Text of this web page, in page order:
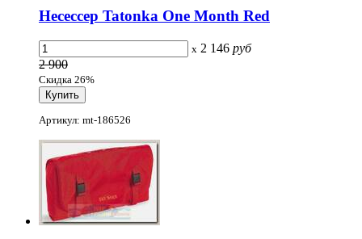
Несессер Tatonka One Month Red
x 2 146 руб
2 900
Скидка 26%
Артикул: mt-186526